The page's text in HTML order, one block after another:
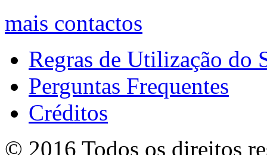
mais contactos
Regras de Utilização do
Perguntas Frequentes
Créditos
© 2016 Todos os direitos